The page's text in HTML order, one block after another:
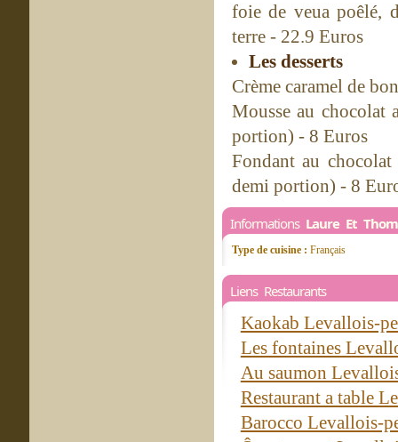
foie de veua poêlé,
terre - 22.9 Euros
Les desserts
Crème caramel de
Mousse au chocolat
portion) - 8 Euros
Fondant au
demi portion) - 8
Informations Laure Et
Type de cuisine : Français
Liens Restaurants
Kaokab Levallois-
Les fontaines
Au saumon
Restaurant a table
Barocco Levallois-